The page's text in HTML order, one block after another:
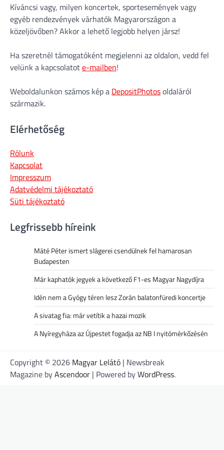
Kíváncsi vagy, milyen koncertek, sportesemények vagy
egyéb rendezvények várhatók Magyarországon a
közeljövőben? Akkor a lehető legjobb helyen jársz!
Ha szeretnél támogatóként megjelenni az oldalon, vedd fel
velünk a kapcsolatote-mailben!
Weboldalunkon számos kép a DepositPhotosoldaláról
származik.
Elérhetőség
Rólunk
Kapcsolat
Impresszum
Adatvédelmi tájékoztató
Süti tájékoztató
Legfrissebb híreink
Máté Péter ismert slágerei csendülnek fel hamarosan
Budapesten
Már kaphatók jegyek a következő F1-es Magyar Nagydíjra
Idén nem a Gyógy téren lesz Zorán balatonfüredi koncertje
A sivatag fia: már vetítik a hazai mozik
A Nyíregyháza az Újpestet fogadja az NB I nyitómérkőzésén
Copyright © 2026 Magyar Lelátó | Newsbreak
Magazine byAscendoor | Powered byWordPress.